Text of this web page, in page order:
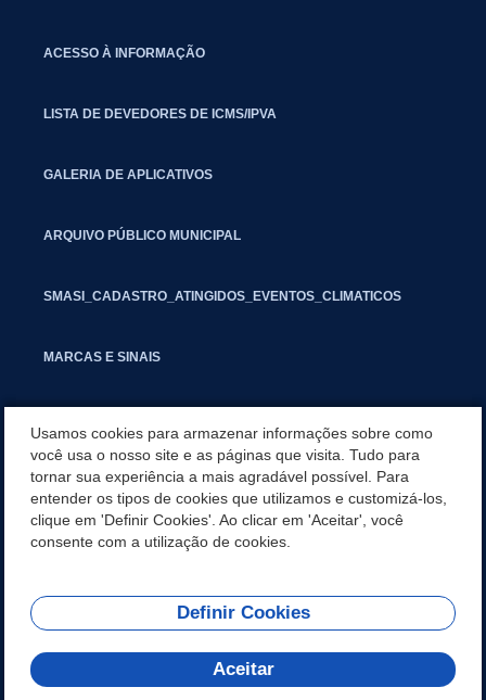
ACESSO À INFORMAÇÃO
LISTA DE DEVEDORES DE ICMS/IPVA
GALERIA DE APLICATIVOS
ARQUIVO PÚBLICO MUNICIPAL
SMASI_CADASTRO_ATINGIDOS_EVENTOS_CLIMATICOS
MARCAS E SINAIS
SEGUNDA VIA IPTU
GESTAO FISCAL
REDES SOCIAIS
Usamos cookies para armazenar informações sobre como
você usa o nosso site e as páginas que visita. Tudo para
tornar sua experiência a mais agradável possível. Para
entender os tipos de cookies que utilizamos e customizá-los,
clique em 'Definir Cookies'. Ao clicar em 'Aceitar', você
consente com a utilização de cookies.
Definir Cookies
Aceitar